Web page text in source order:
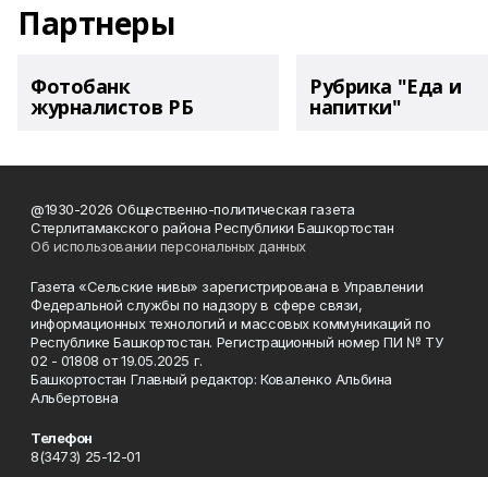
Партнеры
Фотобанк
журналистов РБ
Рубрика "Еда и
напитки"
@1930-2026 Общественно-политическая газета
Стерлитамакского района Республики Башкортостан
Об использовании персональных данных
Газета «Сельские нивы» зарегистрирована в Управлении
Федеральной службы по надзору в сфере связи,
информационных технологий и массовых коммуникаций по
Республике Башкортостан. Регистрационный номер ПИ № ТУ
02 - 01808 от 19.05.2025 г.
Башкортостан Главный редактор: Коваленко Альбина
Альбертовна
Телефон
8(3473) 25-12-01